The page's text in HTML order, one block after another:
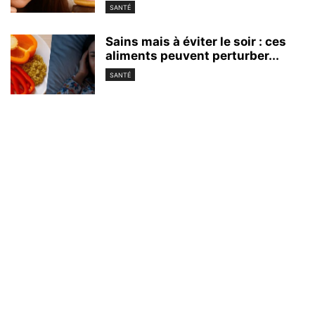
SANTÉ
Sains mais à éviter le soir : ces
aliments peuvent perturber...
SANTÉ